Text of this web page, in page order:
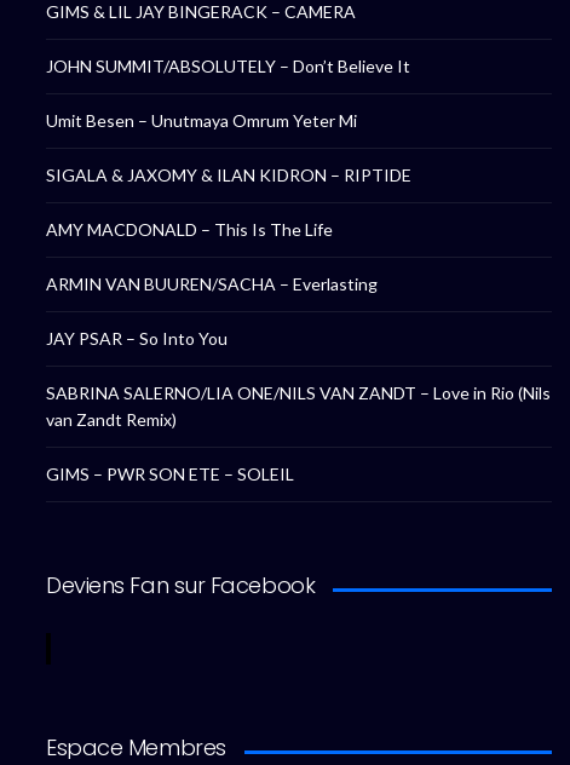
GIMS & LIL JAY BINGERACK – CAMERA
JOHN SUMMIT/ABSOLUTELY – Don’t Believe It
Umit Besen – Unutmaya Omrum Yeter Mi
SIGALA & JAXOMY & ILAN KIDRON – RIPTIDE
AMY MACDONALD – This Is The Life
ARMIN VAN BUUREN/SACHA – Everlasting
JAY PSAR – So Into You
SABRINA SALERNO/LIA ONE/NILS VAN ZANDT – Love in Rio (Nils
van Zandt Remix)
GIMS – PWR SON ETE – SOLEIL
Deviens Fan sur Facebook
Espace Membres